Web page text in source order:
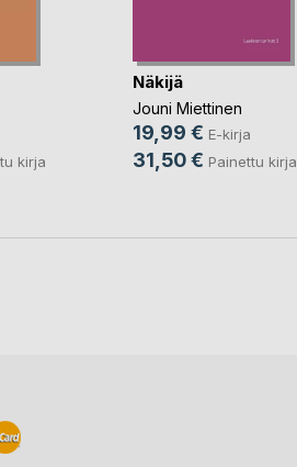
kirja
Näkijä
Jouni Miettinen
19,99 € E-kirja
31,50 € Painettu kirja